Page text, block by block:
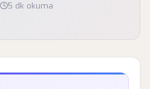
5 dk okuma